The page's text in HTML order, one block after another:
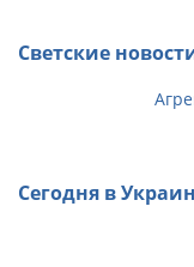
Светские
Сегодня в